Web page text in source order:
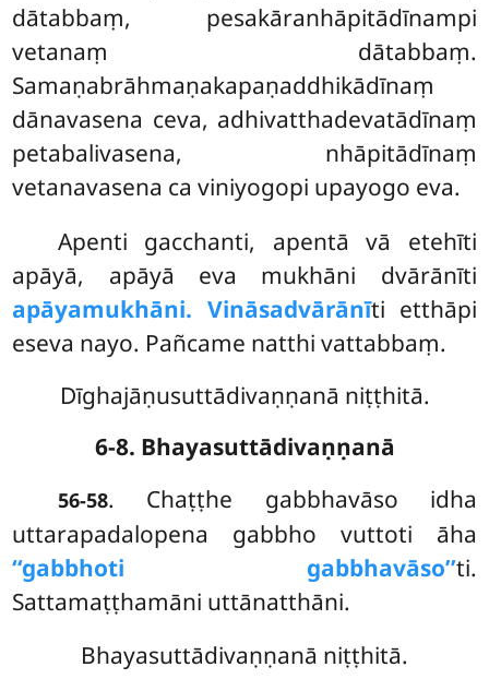
dātabbaṃ, pesakāranhāpitādīnampi
vetanaṃ dātabbaṃ.
Samaṇabrāhmaṇakapaṇaddhikādīnaṃ
dānavasena ceva, adhivatthadevatādīnaṃ
petabalivasena, nhāpitādīnaṃ
vetanavasena ca viniyogopi upayogo eva.
Apenti gacchanti, apentā vā etehīti
apāyā, apāyā eva mukhāni dvārānīti
apāyamukhāni. Vināsadvārānīti etthāpi
eseva nayo. Pañcame natthi vattabbaṃ.
Dīghajāṇusuttādivaṇṇanā niṭṭhitā.
6-8. Bhayasuttādivaṇṇanā
56-58. Chaṭṭhe gabbhavāso idha
uttarapadalopena gabbho vuttoti āha
‘‘gabbhoti gabbhavāso’’ti.
Sattamaṭṭhamāni uttānatthāni.
Bhayasuttādivaṇṇanā niṭṭhitā.